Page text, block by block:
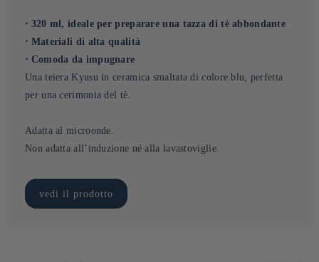
⋅ 320 ml, ideale per preparare una tazza di tè abbondante
⋅ Materiali di alta qualità
⋅ Comoda da impugnare
Una teiera Kyusu in ceramica smaltata di colore blu, perfetta
per una cerimonia del tè.
Adatta al microonde.
Non adatta all’induzione né alla lavastoviglie.
vedi il prodotto